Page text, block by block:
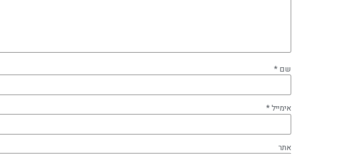
שם *
אימייל*
אתר